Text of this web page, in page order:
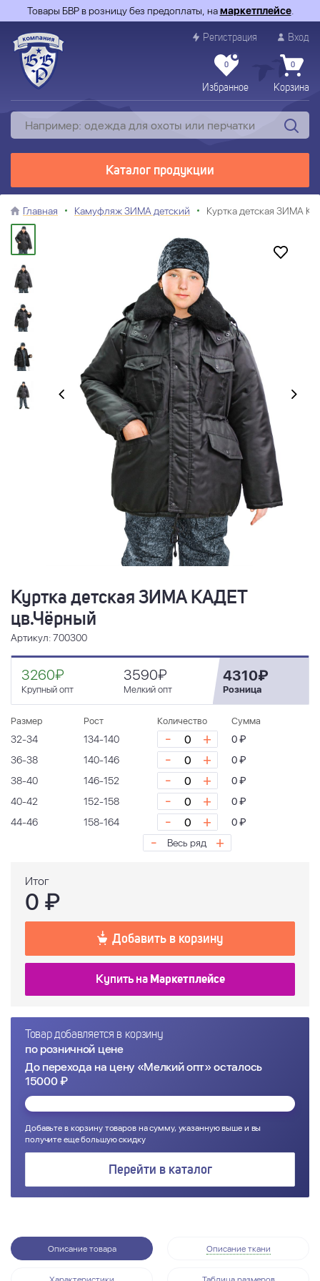
Товары БВР в розницу без предоплаты, намаркетплейсе.
Регистрация Вход
0
Избранное
0
Корзина
Каталог продукции
Главная Камуфляж ЗИМА детский Куртка детская ЗИМА
Куртка детская ЗИМА КАДЕТ
цв.Чёрный
Артикул: 700300
3260₽
Крупный опт
3590₽
Мелкий опт
4310₽
Розница
Размер Рост Количество Сумма
32-34 134-140 - +
0 ₽
36-38
140-146 - +
0 ₽
38-40
146-152 - +
0 ₽
40-42
152-158 - +
0 ₽
44-46
158-164 - + 0 ₽
- Весь ряд +
Итог
0 ₽
Добавить в корзину
Купить на Маркетплейсе
Товар добавляется в корзину
по розничной цене
До перехода на цену «Мелкий опт» осталось
15000 ₽
Добавьте в корзину товаров на сумму, указанную выше и вы
получите еще большую скидку
Перейти в каталог
Описание товара Описание ткани